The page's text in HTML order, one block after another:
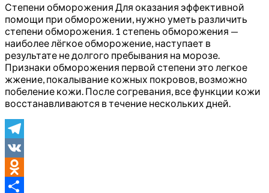
Степени обморожения Для оказания эффективной
помощи при обморожении, нужно уметь различить
степени обморожения. 1 степень обморожения —
наиболее лёгкое обморожение, наступает в
результате не долгого пребывания на морозе.
Признаки обморожения первой степени это легкое
жжение, покалывание кожных покровов, возможно
побеление кожи. После согревания, все функции кожи
восстанавливаются в течение нескольких дней.
Telegram
VK
Odnoklassniki